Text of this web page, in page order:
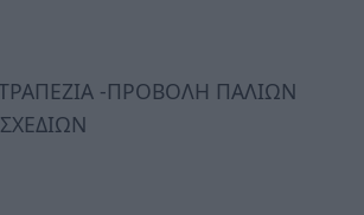
-ΠΡΟΒΟΛΗ ΠΑΛΙΩΝ